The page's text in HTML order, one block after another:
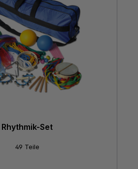
Rhythmik-Set
49 Teile